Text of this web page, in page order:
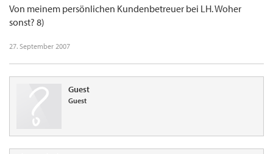
Von meinem persönlichen Kundenbetreuer bei LH. Woher
sonst? 8)
27. September 2007
Guest
Guest